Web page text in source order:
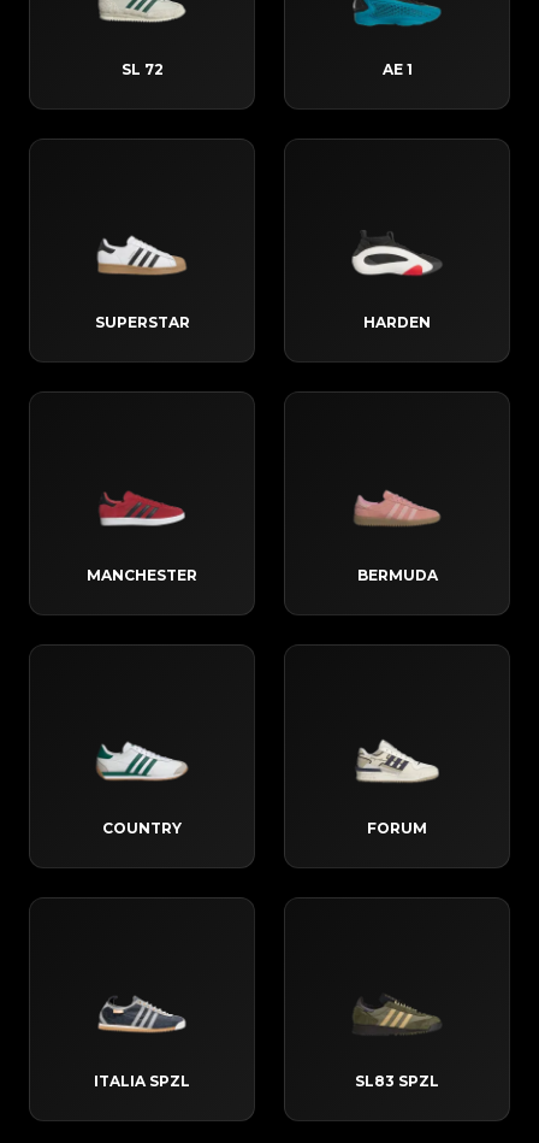
SL 72 AE 1
SUPERSTAR HARDEN
MANCHESTER BERMUDA
COUNTRY FORUM
ITALIA SPZL SL83 SPZL